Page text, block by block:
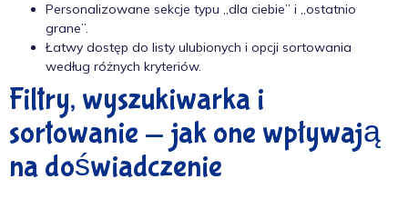
Personalizowane sekcje typu „dla ciebie” i „ostatnio
grane”.
Łatwy dostęp do listy ulubionych i opcji sortowania
według różnych kryteriów.
Filtry, wyszukiwarka i
sortowanie — jak one wpływają
na doświadczenie